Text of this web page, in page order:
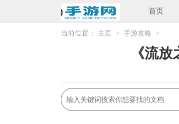
首页
当前位置： 主页 > 手游攻略 >
《流